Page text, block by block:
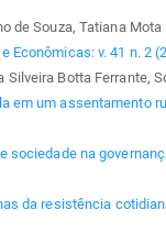
de Souza, Tatiana Mota
Econômicas: v. 41 n. 2
Silveira Botta Ferrante,
em um assentamento
sociedade na
da resistência